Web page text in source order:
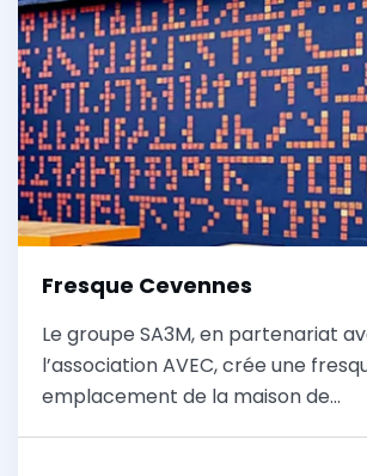
Fresque Cevennes
Le groupe SA3M, en partenariat
l’association AVEC, crée une
emplacement de la maison de…